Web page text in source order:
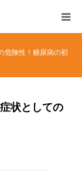
危険性！糖尿病の初
状としての